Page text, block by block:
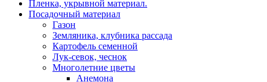
Пленка, укрывной материал.
Посадочный материал
Газон
Земляника, клубника рассада
Картофель семенной
Лук-севок, чеснок
Многолетние цветы
Анемона